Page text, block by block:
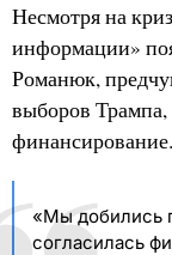
Несмотря на
информации»
Романюк,
выборов Трампа,
финансирование.
«Мы добились
согласилась